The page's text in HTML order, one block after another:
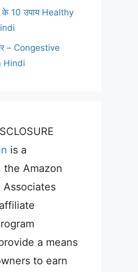
के 10 उपाय Healthy
– Congestive
Hindi
is a
Amazon
Associates
a means
to earn